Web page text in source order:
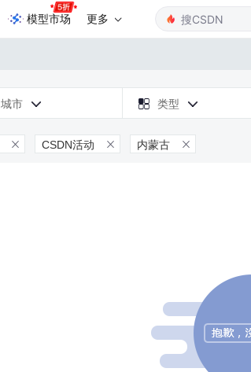
模型市场 更多
城市   类型 
 CSDN活动  内蒙古 